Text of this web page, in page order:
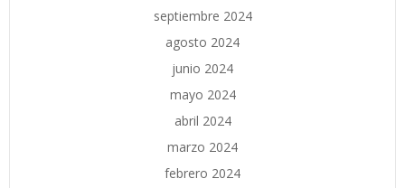
septiembre 2024
agosto 2024
junio 2024
mayo 2024
abril 2024
marzo 2024
febrero 2024